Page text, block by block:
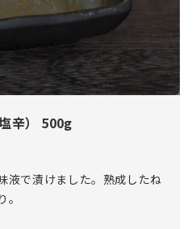
辛） 500g
液で漬けました。熟成したね